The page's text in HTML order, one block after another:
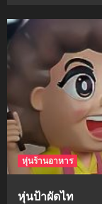
หุ่นร้านอาหาร
หุ่นป้าผัดไท